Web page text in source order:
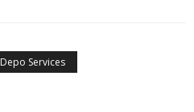
Depo Services